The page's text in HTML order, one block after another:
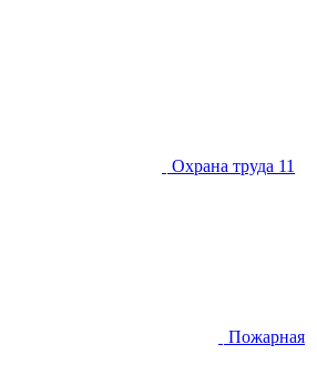
Охрана труда 11
Пожарная